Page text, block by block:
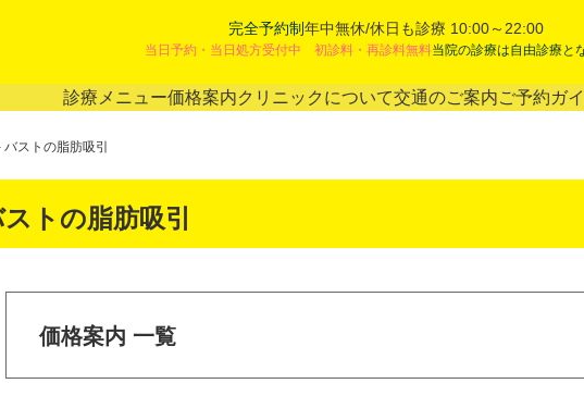
完全予約制年中無休/休日も診療 10:00～22:00
当日予約・当日処方受付中 初診料・再診料無料当院の診療は自由診療と
診療メニュー価格案内クリニックについて交通のご案内ご予約ガ
ストの脂肪吸引
トの脂肪吸引
価格案内 一覧